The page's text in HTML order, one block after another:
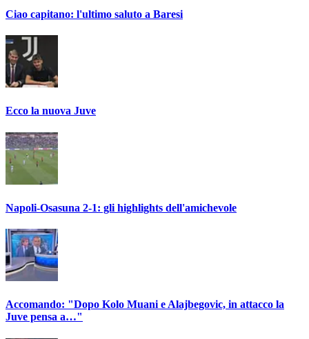
Ciao capitano: l'ultimo saluto a Baresi
Ecco la nuova Juve
Napoli-Osasuna 2-1: gli highlights dell'amichevole
Accomando: "Dopo Kolo Muani e Alajbegovic, in attacco la
Juve pensa a…"